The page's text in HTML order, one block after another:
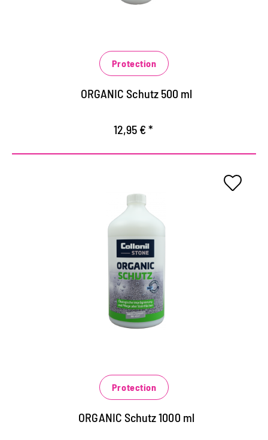
verhindert effektiv das schnelle Eindringen von
wässrigen, fettigen und öligen Verschmutzungen
Protection
ORGANIC Schutz 500 ml
12,95 € *
Universalschutz für alle Natur-
und Kunststeinarten
Lösemittelfreie Imprägnierung für alle
Steinflächen im Innen- und Außenbereich,
Fliesen, Betonböden, Beton- und
Natursteinfassade
verhindert effektiv das schnelle Eindringen von
wässrigen, fettigen und öligen Verschmutzungen
Protection
ORGANIC Schutz 1000 ml